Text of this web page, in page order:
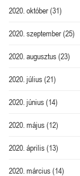
2020. október(31)
2020. szeptember(25)
2020. augusztus(23)
2020. július(21)
2020. június(14)
2020. május(12)
2020. április(13)
2020. március(14)